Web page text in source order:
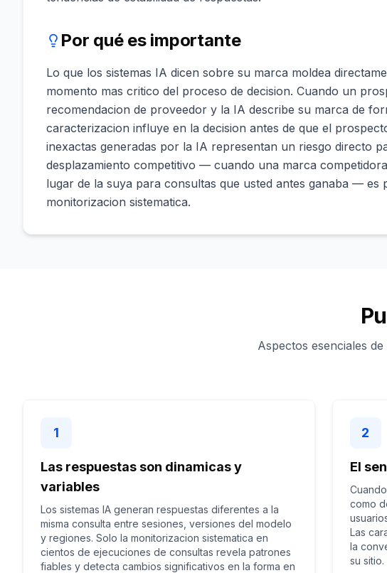
Por qué es importante
Lo que los sistemas IA dicen sobre su marca moldea
momento mas critico del proceso de decision. Cuando un
recomendacion de proveedor y la IA describe su marca de
caracterizacion influye en la decision antes de que el
inexactas generadas por la IA representan un riesgo directo
desplazamiento competitivo — cuando una marca
lugar de la suya para consultas que usted antes ganaba — es
monitorizacion sistematica.
Aspectos esenciales
1
Las respuestas son dinamicas y
variables
Los sistemas IA generan respuestas diferentes a la
misma consulta entre sesiones, versiones del modelo
y regiones. Solo la monitorizacion sistematica en
cientos de ejecuciones de consultas revela patrones
fiables y detecta cambios significativos en la forma en
2
El
como
Las
la
su sitio.